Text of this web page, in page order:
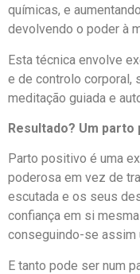
químicas, e
devolvendo o poder à
Esta técnica envolve
e de controlo corporal,
meditação guiada e
Resultado? Um parto
Parto positivo é uma
poderosa em vez de
escutada e os seus
confiança em si
conseguindo-se assim
E tanto pode ser num